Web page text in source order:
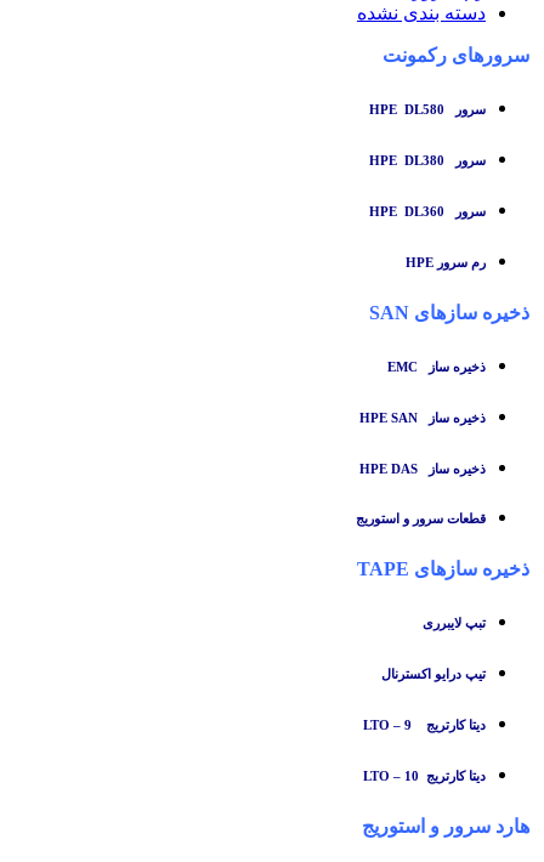
دسته بندی نشده
سرورهای رکمونت
سرور HPE DL580
سرور HPE DL380
سرور HPE DL360
رم سرور HPE
ذخیره سازهای SAN
ذخیره ساز
ذخیره ساز HPE SAN
ذخیره ساز HPE DAS
قطعات سرور و استوریج
ذخیره سازهای TAPE
تبپ لایبرری
تیپ درایو اکسترنال
دیتا کارتریج LTO – 9
دیتا کارتریج LTO – 10
هارد سرور و استوریج